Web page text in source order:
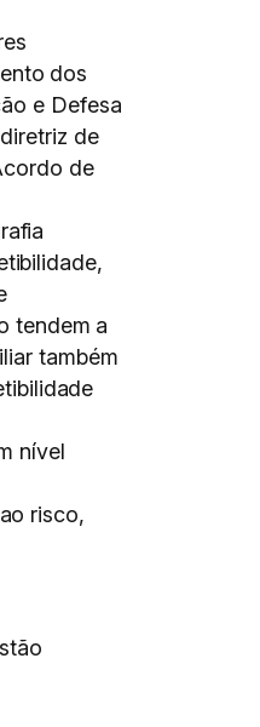
dos
e Defesa
de
de
tendem a
também
nível
risco,